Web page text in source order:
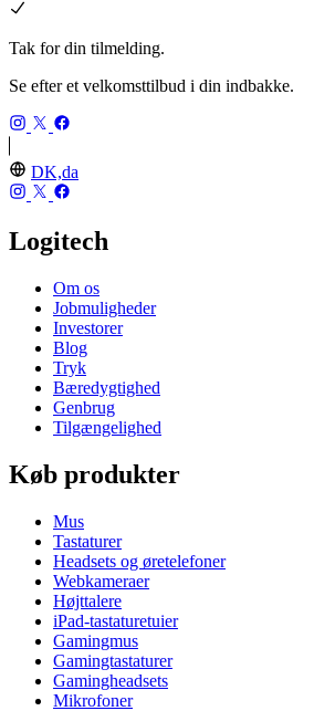
Tak for din tilmelding.
Se efter et velkomsttilbud i din indbakke.
DK,da
Logitech
Om os
Jobmuligheder
Investorer
Blog
Tryk
Bæredygtighed
Genbrug
Tilgængelighed
Køb produkter
Mus
Tastaturer
Headsets og øretelefoner
Webkameraer
Højttalere
iPad-tastaturetuier
Gamingmus
Gamingtastaturer
Gamingheadsets
Mikrofoner